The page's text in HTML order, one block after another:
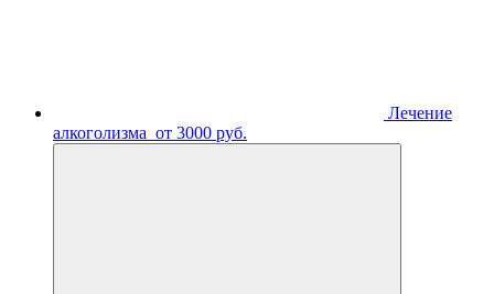
Лечение
алкоголизма от 3000 руб.